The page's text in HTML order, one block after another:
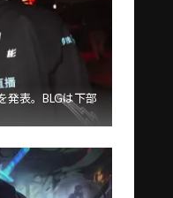
発表。BLGは下部